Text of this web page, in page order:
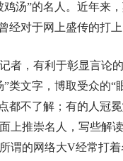
”的名人。近年来
经对于网上盛传的打
，有利于彰显言论的
类文字，博取受众的“
都不了解；有的人冠
上推崇名人，写些解
谓的网络大V经常打